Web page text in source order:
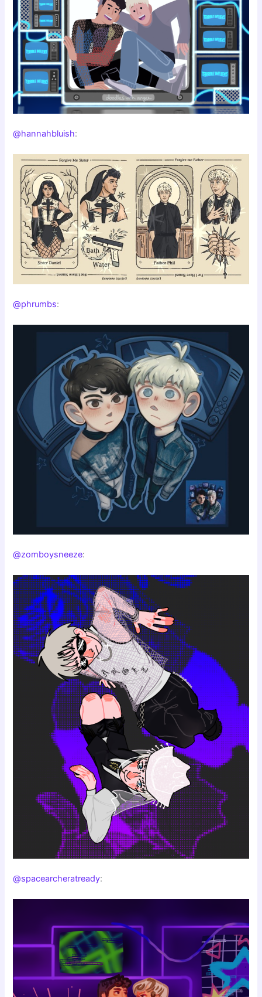
@hannahbluish:
@phrumbs:
@zomboysneeze:
@spacearcheratready: